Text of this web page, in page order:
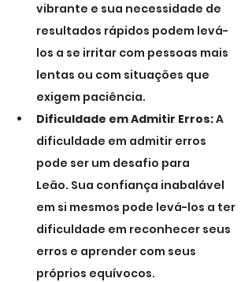
vibrante e sua necessidade de
resultados rápidos podem levá-
los a se irritar com pessoas mais
lentas ou com situações que
exigem paciência.
Dificuldade em Admitir Erros: A
dificuldade em admitir erros
pode ser um desafio para
Leão. Sua confiança inabalável
em si mesmos pode levá-los a ter
dificuldade em reconhecer seus
erros e aprender com seus
próprios equívocos.